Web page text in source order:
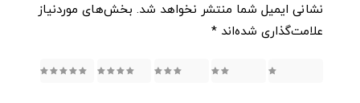
نشانی ایمیل شما منتشر نخواهد شد. بخش‌های موردنیاز
علامت‌گذاری شده‌اند *
5